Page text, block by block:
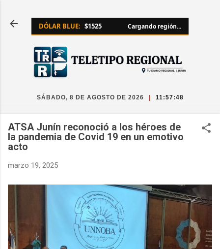
DÓLAR BLUE: $1525 Cargando región...
SÁBADO, 8 DE AGOSTO DE 2026 11:57:49
ATSA Junín reconoció a los héroes de
la pandemia de Covid 19 en un emotivo
acto
marzo 19, 2025